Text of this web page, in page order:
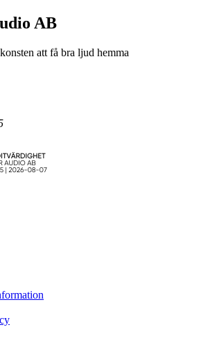
AB
att få bra ljud hemma